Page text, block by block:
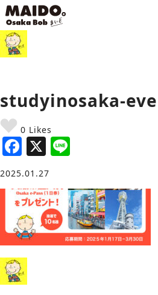
studyinosaka-
0 Likes
F
a
c
e
b
o
o
k
X
e
2025.01.27